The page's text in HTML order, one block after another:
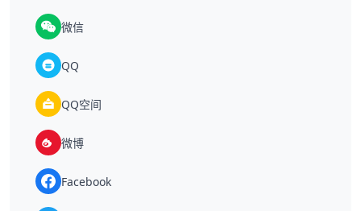
微信
QQ
QQ空间
微博
Facebook